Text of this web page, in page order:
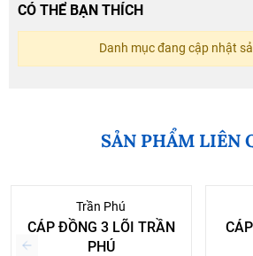
CÓ THỂ BẠN THÍCH
Danh mục đang cập nhật
SẢN PHẨM LIÊN
Trần Phú
CÁP ĐỒNG 3 LÕI TRẦN
PHÚ